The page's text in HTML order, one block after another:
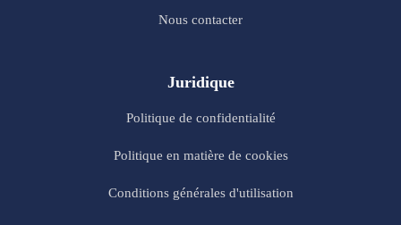
Nous contacter
Juridique
Politique de confidentialité
Politique en matière de cookies
Conditions générales d'utilisation